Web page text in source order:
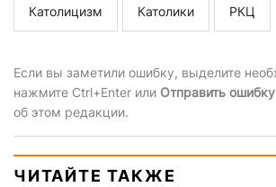
Католицизм Католики РКЦ
Если вы заметили ошибку, выделите
нажмите Ctrl+Enter или Отправить ошибку
об этом редакции.
ЧИТАЙТЕ ТАКЖЕ